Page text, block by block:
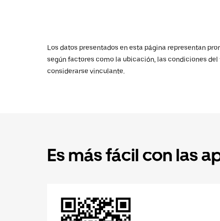
Los datos presentados en esta página representan
según factores como la ubicación, las condiciones
considerarse vinculante.
Es más fácil con las